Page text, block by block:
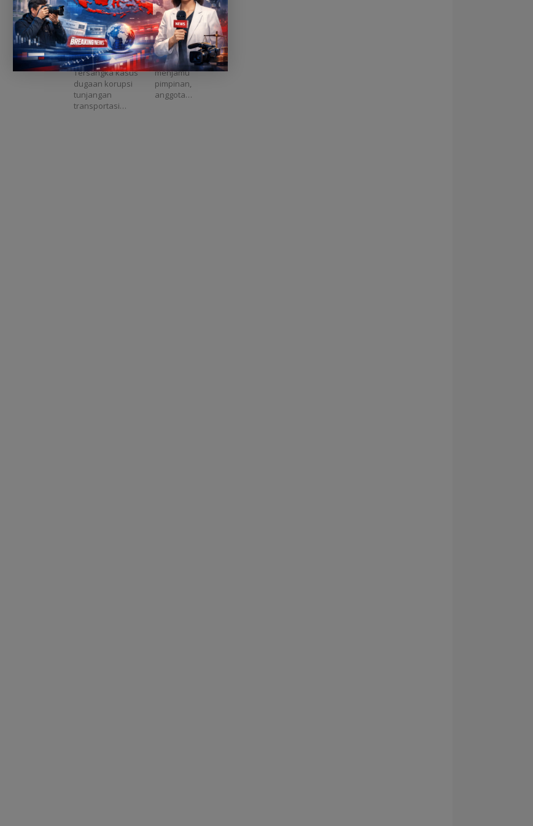
Dedi Yulianto
Diusulkan
Masuk DPO
Caption :
Tersangka Dedi
Yulianto
Pangkalpinang,
Asatu Online –
Tersangka kasus
dugaan korupsi
tunjangan
transportasi…
Langkah
Penting untuk
Masa Depan
Aceh
Foto : Gubernur
Aceh, H. Muzakir
Manaf bersama
jajaran pimpinan
Pemerintah Aceh
menjamu
pimpinan,
anggota…